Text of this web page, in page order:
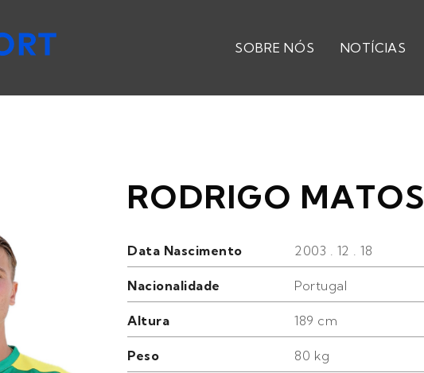
SOBRE NÓS NOTÍCIAS
RODRIGO MATOS
Data Nascimento 2003 . 12 . 18
Nacionalidade Portugal
Altura 189 cm
Peso 80 kg